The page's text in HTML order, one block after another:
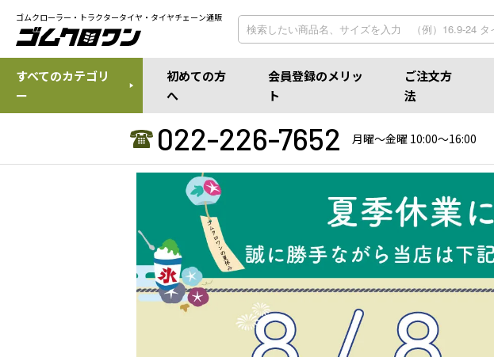
ゴムクローラー・トラクタータイヤ・タイヤチェーン通販
すべてのカテゴリ
ー
初めての方
へ
会員登録のメリッ
ト
ご注文方
法
022-226-7652 月曜〜金曜 10:00〜16:00